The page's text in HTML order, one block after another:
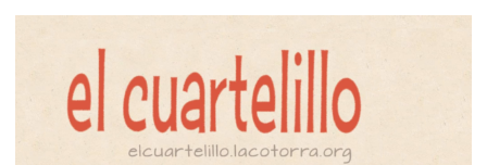
El Cuartelillo
Programa de radio de música
independiente. Podcast